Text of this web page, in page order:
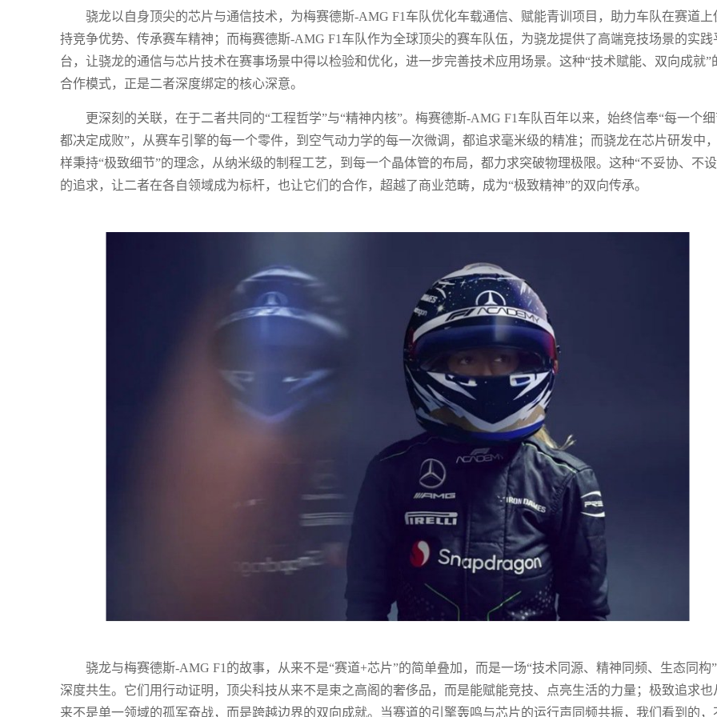
骁龙以自身顶尖的芯片与通信技术，为梅赛德斯-AMG F1车队优化车载通信、赋能青训项目，助力车队在赛道上
持竞争优势、传承赛车精神；而梅赛德斯-AMG F1车队作为全球顶尖的赛车队伍，为骁龙提供了高端竞技场景的实践
台，让骁龙的通信与芯片技术在赛事场景中得以检验和优化，进一步完善技术应用场景。这种“技术赋能、双向成就”
合作模式，正是二者深度绑定的核心深意。
更深刻的关联，在于二者共同的“工程哲学”与“精神内核”。梅赛德斯-AMG F1车队百年以来，始终信奉“每一个
都决定成败”，从赛车引擎的每一个零件，到空气动力学的每一次微调，都追求毫米级的精准；而骁龙在芯片研发中
样秉持“极致细节”的理念，从纳米级的制程工艺，到每一个晶体管的布局，都力求突破物理极限。这种“不妥协、不
的追求，让二者在各自领域成为标杆，也让它们的合作，超越了商业范畴，成为“极致精神”的双向传承。
骁龙与梅赛德斯-AMG F1的故事，从来不是“赛道+芯片”的简单叠加，而是一场“技术同源、精神同频、生态同构
深度共生。它们用行动证明，顶尖科技从来不是束之高阁的奢侈品，而是能赋能竞技、点亮生活的力量；极致追求也
来不是单一领域的孤军奋战，而是跨越边界的双向成就。当赛道的引擎轰鸣与芯片的运行声同频共振，我们看到的，